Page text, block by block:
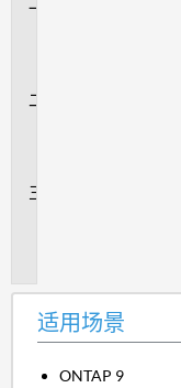
适用场景
ONTAP 9